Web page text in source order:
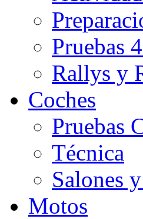
Pruebas
Rallys y
Coches
Pruebas
Técnica
Salones
Motos